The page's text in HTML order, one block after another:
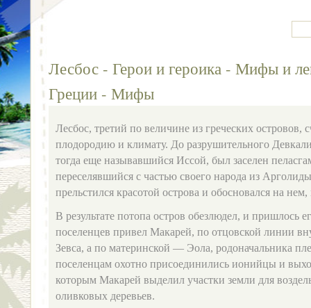
Лесбос - Герои и героика - Мифы и
Греции - Мифы
Лесбос, третий по величине из греческих островов,
плодородию и климату. До разрушительного
тогда еще называвшийся Иссой, был заселен
переселявшийся с частью своего народа из
прельстился красотой острова и обосновался на
В результате потопа остров обезлюдел, и пришлось
поселенцев привел Макарей, по отцовской линии
Зевса, а по материнской — Эола, родоначальника
поселенцам охотно присоединились ионийцы и
которым Макарей выделил участки земли для
оливковых деревьев.